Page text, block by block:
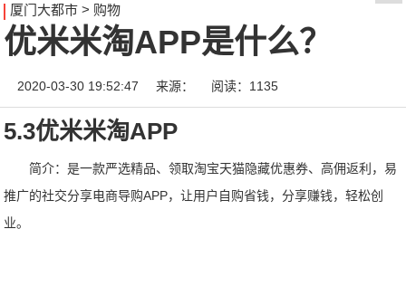
厦门大都市> 购物
优米米淘APP是什么？
2020-03-30 19:52:47 来源： 阅读：1135
5.3优米米淘APP
简介：是一款严选精品、领取淘宝天猫隐藏优惠券、高佣返利，易
推广的社交分享电商导购APP，让用户自购省钱，分享赚钱，轻松创
业。